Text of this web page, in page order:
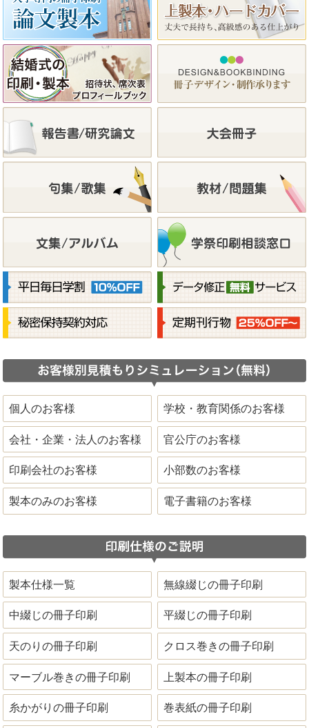
個人のお客様 学校・教育関係のお客様
会社・企業・法人のお客様 官公庁のお客様
印刷会社のお客様 小部数のお客様
製本のみのお客様 電子書籍のお客様
製本仕様一覧 無線綴じの冊子印刷
中綴じの冊子印刷 平綴じの冊子印刷
天のりの冊子印刷 クロス巻きの冊子印刷
マーブル巻きの冊子印刷 上製本の冊子印刷
糸かがりの冊子印刷 巻表紙の冊子印刷